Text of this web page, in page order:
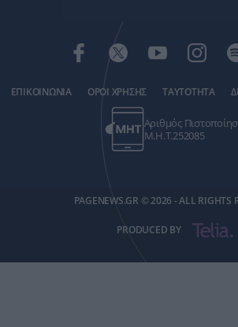
ΕΠΙΚΟΙΝΩΝΙΑ ΟΡΟΙ ΧΡΗΣΗΣ ΤΑΥΤΟΤΗΤΑ
Αριθμός
Μ.Η.Τ.252085
PAGENEWS.GR © 2026 - ALL RIGHTS
PRODUCED BY